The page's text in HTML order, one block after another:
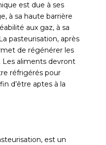
est due à ses
à sa haute barrière
aux gaz, à sa
pasteurisation, après
de régénérer les
Les aliments devront
réfrigérés pour
d’être aptes à la
est un